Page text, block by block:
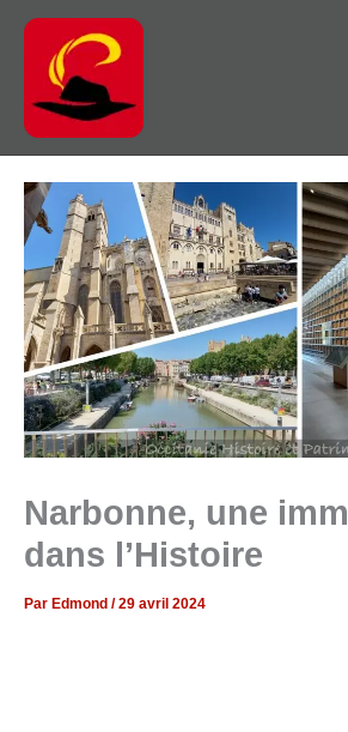
contenu
Narbonne, une
dans l’Histoire
Par Edmond /29 avril 2024